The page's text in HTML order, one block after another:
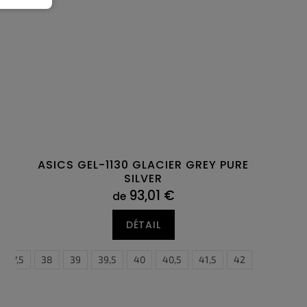
ASICS GEL-1130 GLACIER GREY PURE
SILVER
de93,01 €
DÉTAIL
37,5 38 39 39,5 40 40,5 41,5 42